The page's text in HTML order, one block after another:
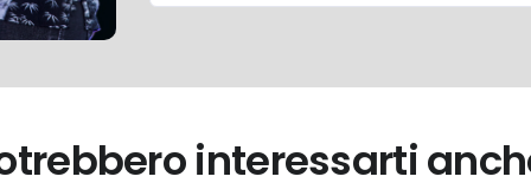
interessarti